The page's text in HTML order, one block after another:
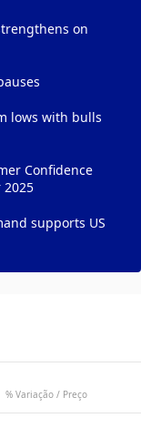
on
lows with bulls
Confidence
2025
supports US
% Variação / Preço